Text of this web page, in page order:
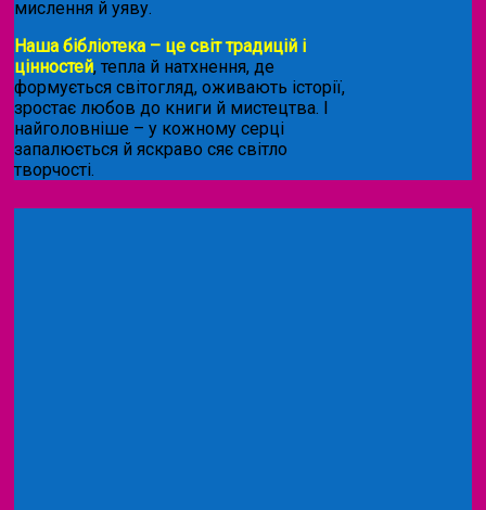
мислення й уяву.
Наша бібліотека – це світ традицій і
цінностей, тепла й натхнення, де
формується світогляд, оживають історії,
зростає любов до книги й мистецтва. І
найголовніше – у кожному серці
запалюється й яскраво сяє світло
творчості.